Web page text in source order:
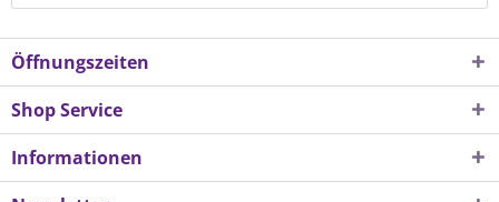
Öffnungszeiten
Shop Service
Informationen